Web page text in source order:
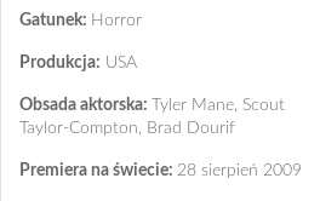
Gatunek: Horror
Produkcja: USA
Obsada aktorska:
Tyler Mane, Scout
Taylor-Compton, Brad Dourif
Premiera na świecie: 28 sierpień 2009